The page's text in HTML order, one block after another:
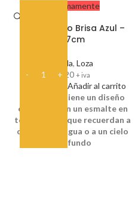
Proximamente
Plato Fondo Brisa Azul –
27cm
Vajilla, Loza
$220 + iva
Añadir al carrito
Este plato tiene un diseño
elegante, con un esmalte en
tonos azules que recuerdan a
ondas en el agua o a un cielo
profundo